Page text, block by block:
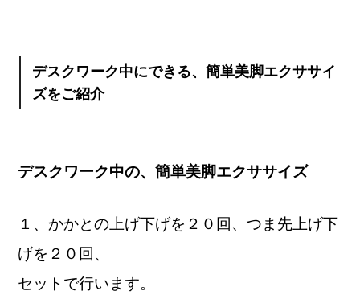
デスクワーク中にできる、簡単美脚エクササイ
ズをご紹介
デスクワーク中の、簡単美脚エクササイズ
１、かかとの上げ下げを２０回、 つま先上げ下
げを２０回、
セットで行います。